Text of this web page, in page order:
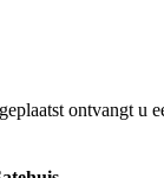
ontvangt u